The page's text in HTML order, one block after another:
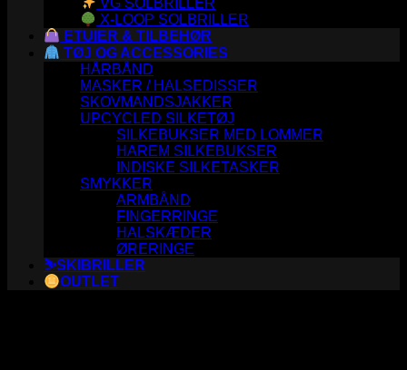
X-LOOP SOLBRILLER
ETUIER & TILBEHØR
TØJ OG ACCESSORIES
HÅRBÅND
MASKER / HALSEDISSER
SKOVMANDSJAKKER
UPCYCLED SILKETØJ
SILKEBUKSER MED LOMMER
HAREM SILKEBUKSER
INDISKE SILKETASKER
SMYKKER
ARMBÅND
FINGERRINGE
HALSKÆDER
ØRERINGE
⛷️SKIBRILLER
OUTLET